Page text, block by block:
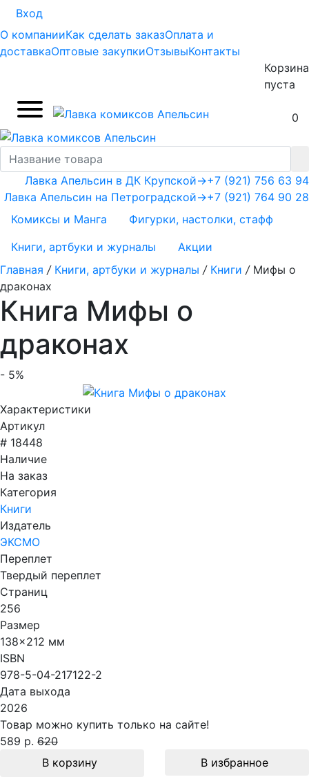
Вход
О компанииКак сделать заказОплата и
доставкаОптовые закупкиОтзывыКонтакты
Корзина
пуста
0
+7 (921) 756 63 94
+7 (921) 764 90 28
Лавка Апельсин в ДК Крупской→
Лавка Апельсин на Петроградской→
Комиксы и Манга
Фигурки, настолки, стафф
Книги, артбуки и журналы
Акции
Главная / Книги, артбуки и журналы / Книги / Мифы о
драконах
Книга Мифы о
драконах
- 5%
Характеристики
Артикул
# 18448
Наличие
На заказ
Категория
Книги
Издатель
ЭКСМО
Переплет
Твердый переплет
Страниц
256
Размер
138x212 мм
ISBN
978-5-04-217122-2
Дата выхода
2026
Товар можно купить только на сайте!
589 р. 620
В корзину
В избранное